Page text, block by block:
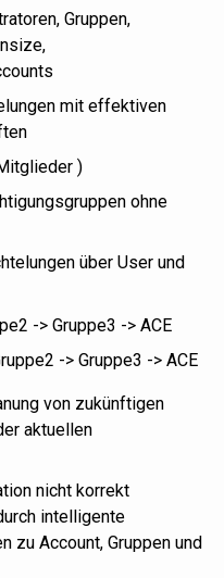
Gruppen,
mit effektiven
)
ohne
über User und
-> Gruppe3 -> ACE
-> Gruppe3 -> ACE
von zukünftigen
aktuellen
nicht korrekt
intelligente
zu Account, Gruppen und